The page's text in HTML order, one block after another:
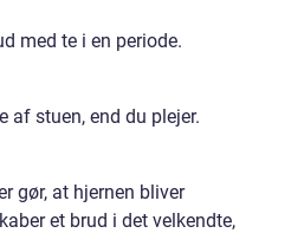
med te i en periode.
af stuen, end du plejer.
gør, at hjernen bliver
et brud i det velkendte,